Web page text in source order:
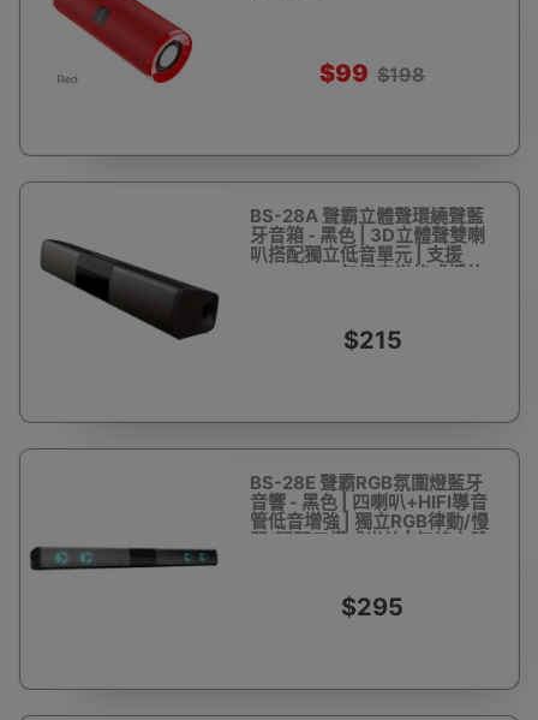
$99 $198
BS-28A 聲霸立體聲環繞聲藍
牙音箱 - 黑色 | 3D立體聲雙喇
叭搭配獨立低音單元 | 支援
FLAC/APE無損音樂格式播放
$215
BS-28E 聲霸RGB氛圍燈藍牙
音響 - 黑色 | 四喇叭+HIFI導音
管低音增強 | 獨立RGB律動/慢
閃/關閉三模式光效 | 無線立體
$295